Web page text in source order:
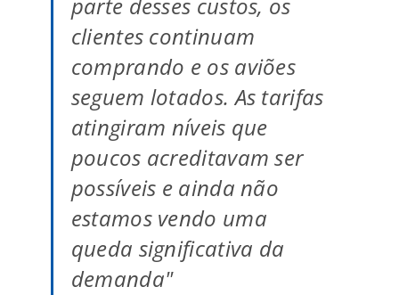
clientes continuam
comprando e os aviões
seguem lotados. As tarifas
atingiram níveis que
poucos acreditavam ser
possíveis e ainda não
estamos vendo uma
queda significativa da
demanda"